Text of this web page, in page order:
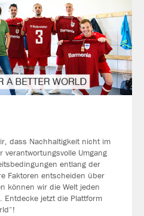
dass Nachhaltigkeit nicht im
Umgang
entlang der
Faktoren entscheiden über
können wir die Welt jeden
Entdecke jetzt die Plattform